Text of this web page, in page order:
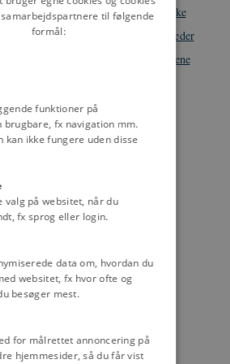
af 1700-tallet: Mad og drikke
af 1700-tallet: Mode og klæder
af 1700-tallet: Tjenestefolkene
1807
1993
besættelsen 1945-
I, 1972-1973
II, 1975-1978
til følgende
formål:
funktioner på
brugbare, fx navigation mm.
kan ikke fungere uden disse
valg på websitet, når du
fx sprog eller login.
data om, hvordan du
websitet, fx hvor ofte og
besøger mest.
for målrettet annoncering på
hjemmesider, så du får vist